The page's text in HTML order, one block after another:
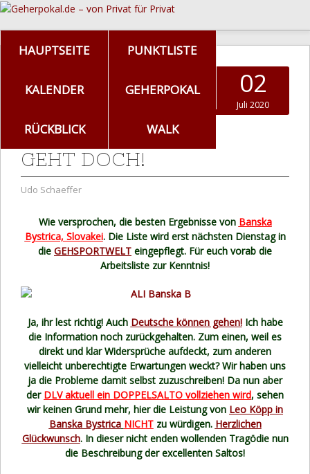
HAUPTSEITE PUNKTLISTE
KALENDER GEHERPOKAL
RÜCKBLICK WALK
02
Juli 2020
GEHT DOCH!
Udo Schaeffer
Wie versprochen, die besten Ergebnisse von Banska
Bystrica, Slovakei. Die Liste wird erst nächsten Dienstag in
die GEHSPORTWELT eingepflegt. Für euch vorab die
Arbeitsliste zur Kenntnis!
Ja, ihr lest richtig! Auch Deutsche können gehen!Ich habe
die Information noch zurückgehalten. Zum einen, weil es
direkt und klar Widersprüche aufdeckt, zum anderen
vielleicht unberechtigte Erwartungen weckt? Wir haben uns
ja die Probleme damit selbst zuzuschreiben! Da nun aber
der DLV aktuell ein DOPPELSALTO vollziehen wird, sehen
wir keinen Grund mehr, hier die Leistung von Leo Köpp in
Banska Bystrica NICHTzu würdigen. Herzlichen
Glückwunsch. In dieser nicht enden wollenden Tragödie nun
die Beschreibung der excellenten Saltos!